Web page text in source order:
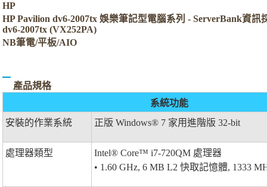
HP
HP Pavilion dv6-2007tx 娛樂筆記型電腦系列 - ServerBank資訊
dv6-2007tx (VX252PA)
NB筆電/平板/AIO
產品規格
系統功能
安裝的作業系統
正版 Windows® 7 家用進階版 32-bit
處理器類型
Intel® Core™ i7-720QM 處理器
• 1.60 GHz, 6 MB L2 快取記憶體, 1333